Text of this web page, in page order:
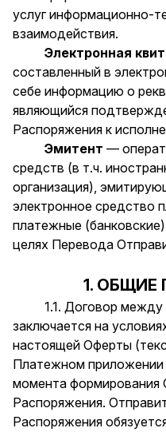
услуг информационно-
взаимодействия.
Электронная
составленный в
себе информацию о
являющийся
Распоряжения к
Эмитент —
средств (в т.ч.
организация),
электронное средство
платежные
целях Перевода
1. ОБЩИЕ
1.1. Договор
заключается на
настоящей Оферты
Платежном приложении
момента формирования
Распоряжения.
Распоряжения